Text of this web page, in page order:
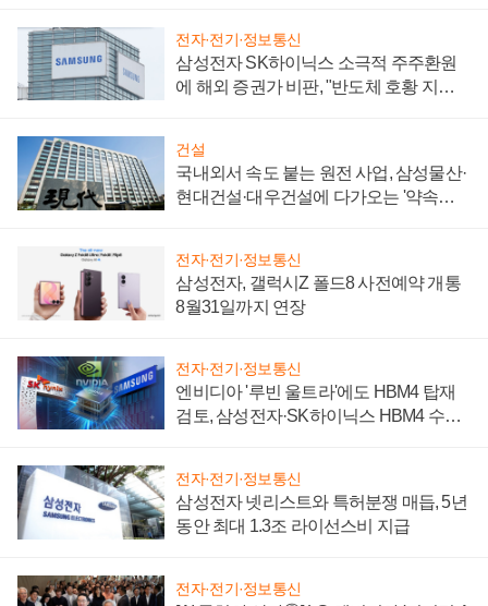
전자·전기·정보통신
삼성전자 SK하이닉스 소극적 주주환원
에 해외 증권가 비판, "반도체 호황 지속
건설
국내외서 속도 붙는 원전 사업, 삼성물산·
현대건설·대우건설에 다가오는 '약속의
전자·전기·정보통신
삼성전자, 갤럭시Z 폴드8 사전예약 개통
8월31일까지 연장
전자·전기·정보통신
엔비디아 '루빈 울트라'에도 HBM4 탑재
검토, 삼성전자·SK하이닉스 HBM4 수율
전자·전기·정보통신
삼성전자 넷리스트와 특허분쟁 매듭, 5년
동안 최대 1.3조 라이선스비 지급
전자·전기·정보통신